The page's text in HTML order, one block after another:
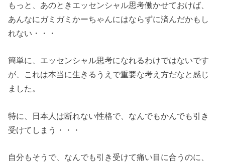
もっと、あのときエッセンシャル思考働かせておけば、
あんなにガミガミかーちゃんにはならずに済んだかもし
れない・・・
簡単に、エッセンシャル思考になれるわけではないです
が、これは本当に生きるうえで重要な考え方だなと感じ
ました。
特に、日本人は断れない性格で、なんでもかんでも引き
受けてしまう・・・
自分もそうで、なんでも引き受けて痛い目に合うのに、